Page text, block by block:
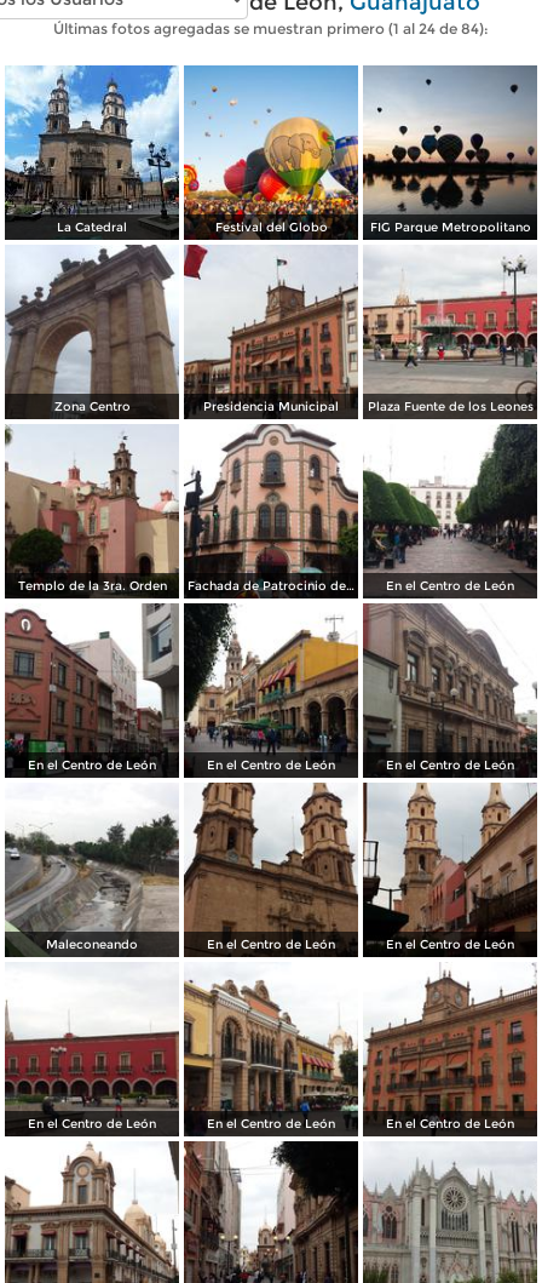
Últimas fotos agregadas se muestran primero (1 al 24 de 84):
La Catedral Festival del Globo FIG Parque Metropolitano
Zona Centro Presidencia Municipal Plaza Fuente de los Leones
Templo de la 3ra. Orden Fachada de Patrocinio de María En el Centro de León
En el Centro de León En el Centro de León En el Centro de León
Maleconeando En el Centro de León En el Centro de León
En el Centro de León En el Centro de León En el Centro de León